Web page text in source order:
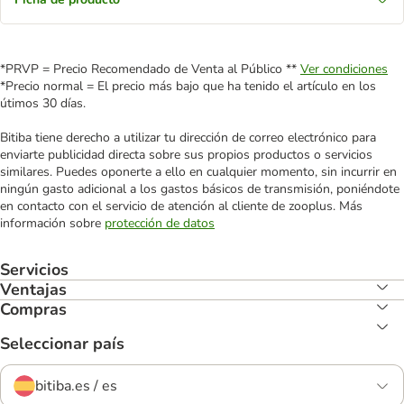
*PRVP = Precio Recomendado de Venta al Público ** Ver condiciones
*Precio normal = El precio más bajo que ha tenido el artículo en los
útimos 30 días.
Bitiba tiene derecho a utilizar tu dirección de correo electrónico para
enviarte publicidad directa sobre sus propios productos o servicios
similares. Puedes oponerte a ello en cualquier momento, sin incurrir en
ningún gasto adicional a los gastos básicos de transmisión, poniéndote
en contacto con el servicio de atención al cliente de zooplus. Más
información sobre protección de datos
Servicios
Ventajas
Compras
Seleccionar país
bitiba.es / es